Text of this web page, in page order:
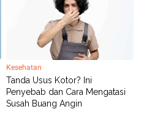
Kesehatan
Tanda Usus Kotor? Ini
Penyebab dan Cara Mengatasi
Susah Buang Angin